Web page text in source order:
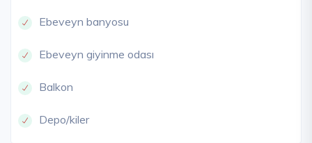
Ebeveyn banyosu
Ebeveyn giyinme odası
Balkon
Depo/kiler